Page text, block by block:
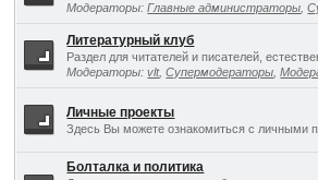
Модераторы:Главные администраторы ,
Литературный клуб
Раздел для читателей и писателей,
Модераторы:vlt,Супермодераторы ,
Личные проекты
Здесь Вы можете ознакомиться с личными
Болталка и политика